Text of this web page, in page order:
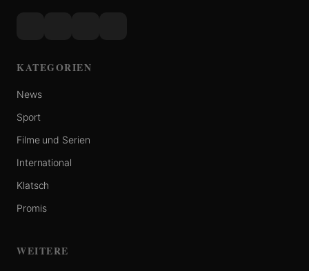
KATEGORIEN
News
Sport
Filme und Serien
International
Klatsch
Promis
WEITERE